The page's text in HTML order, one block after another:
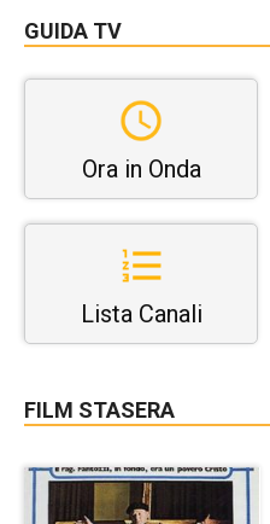
GUIDA TV
Ora in Onda
Lista Canali
FILM STASERA